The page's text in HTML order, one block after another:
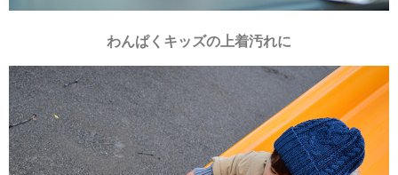
わんぱくキッズの上着汚れに